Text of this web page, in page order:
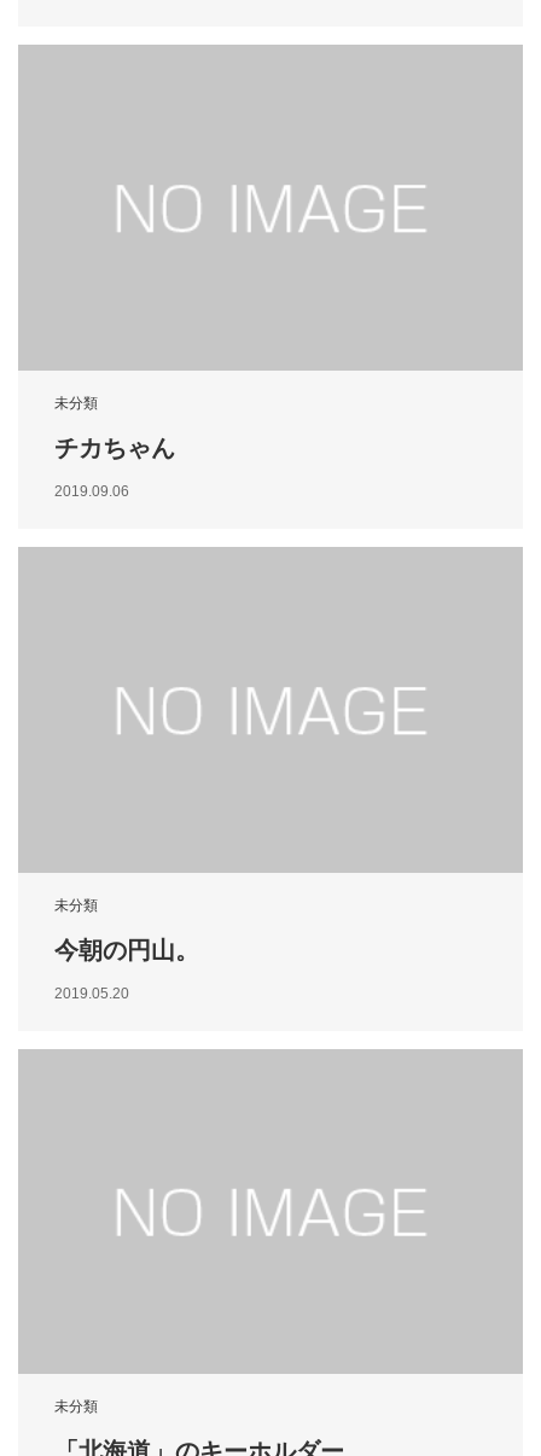
未分類
チカちゃん
2019.09.06
未分類
今朝の円山。
2019.05.20
未分類